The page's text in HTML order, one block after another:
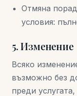
Отмяна
условия:
5. Изменение
Всяко
възможно без
преди